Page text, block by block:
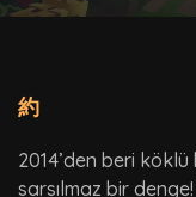
約
2014’den beri
sarsılmaz bir